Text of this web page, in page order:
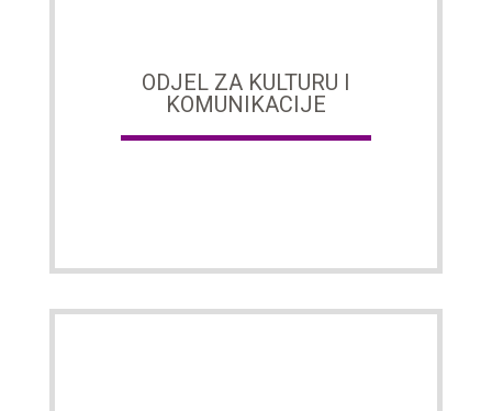
ODJEL ZA KULTURU I
KOMUNIKACIJE